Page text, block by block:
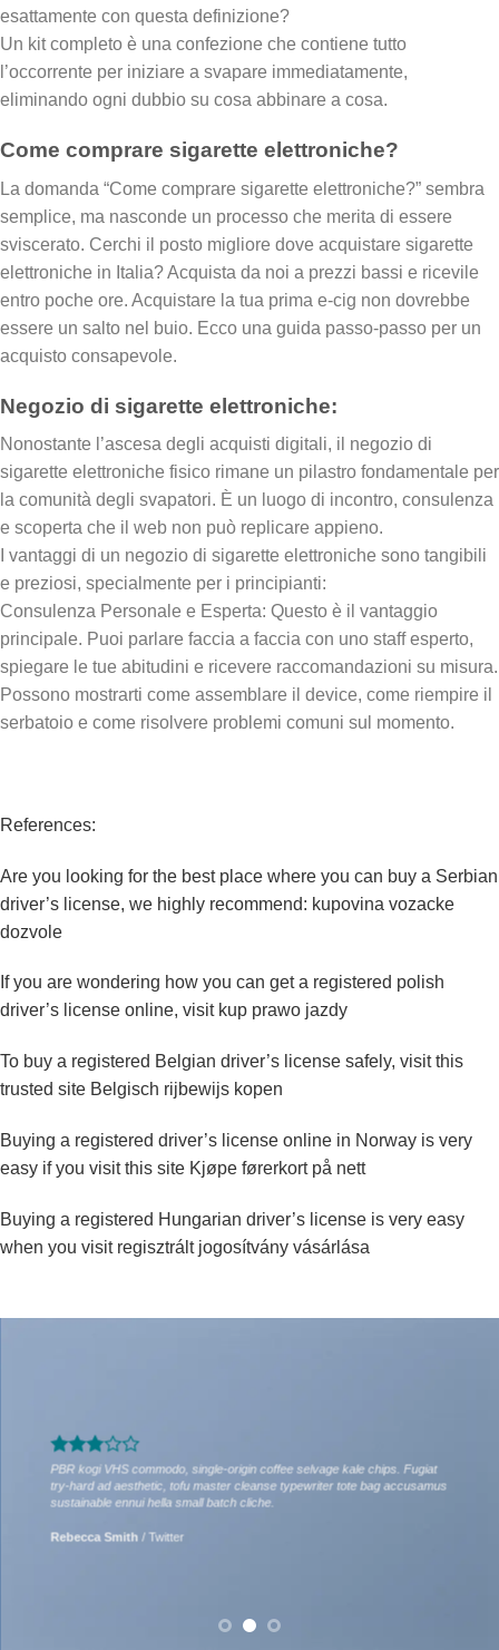
esattamente con questa definizione?
Un kit completo è una confezione che contiene tutto
l’occorrente per iniziare a svapare immediatamente,
eliminando ogni dubbio su cosa abbinare a cosa.
Come comprare sigarette elettroniche?
La domanda “Come comprare sigarette elettroniche?” sembra
semplice, ma nasconde un processo che merita di essere
sviscerato. Cerchi il posto migliore dove acquistare sigarette
elettroniche in Italia? Acquista da noi a prezzi bassi e ricevile
entro poche ore. Acquistare la tua prima e-cig non dovrebbe
essere un salto nel buio. Ecco una guida passo-passo per un
acquisto consapevole.
Negozio di sigarette elettroniche:
Nonostante l’ascesa degli acquisti digitali, il negozio di
sigarette elettroniche fisico rimane un pilastro fondamentale per
la comunità degli svapatori. È un luogo di incontro, consulenza
e scoperta che il web non può replicare appieno.
I vantaggi di un negozio di sigarette elettroniche sono tangibili
e preziosi, specialmente per i principianti:
Consulenza Personale e Esperta: Questo è il vantaggio
principale. Puoi parlare faccia a faccia con uno staff esperto,
spiegare le tue abitudini e ricevere raccomandazioni su misura.
Possono mostrarti come assemblare il device, come riempire il
serbatoio e come risolvere problemi comuni sul momento.
References:
Are you looking for the best place where you can buy a Serbian
driver’s license, we highly recommend: kupovina vozacke
dozvole
If you are wondering how you can get a registered polish
driver’s license online, visit kup prawo jazdy
To buy a registered Belgian driver’s license safely, visit this
trusted site Belgisch rijbewijs kopen
Buying a registered driver’s license online in Norway is very
easy if you visit this site Kjøpe førerkort på nett
Buying a registered Hungarian driver’s license is very easy
when you visit regisztrált jogosítvány vásárlása
PBR kogi VHS commodo, single-origin coffee selvage kale chips. Fugiat
try-hard ad aesthetic, tofu master cleanse typewriter tote bag accusamus
sustainable ennui hella small batch cliche.
Rebecca Smith / Twitter